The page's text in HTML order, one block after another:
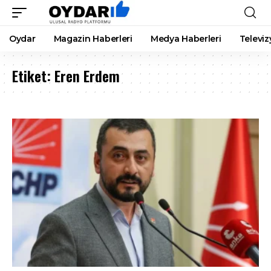
Oydar Magazin Haberleri Medya Haberleri
Etiket: Eren Erdem